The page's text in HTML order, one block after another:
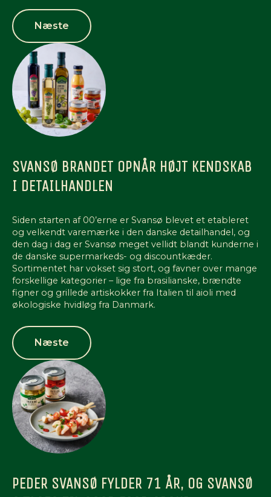
Næste
SVANSØ BRANDET OPNÅR HØJT KENDSKAB
I DETAILHANDLEN
Siden starten af 00’erne er Svansø blevet et etableret
og velkendt varemærke i den danske detailhandel, og
den dag i dag er Svansø meget vellidt blandt kunderne i
de danske supermarkeds- og discountkæder.
Sortimentet har vokset sig stort, og favner over mange
forskellige kategorier – lige fra brasilianske, brændte
figner og grillede artiskokker fra Italien til aioli med
økologiske hvidløg fra Danmark.
Næste
PEDER SVANSØ FYLDER 71 ÅR, OG SVANSØ